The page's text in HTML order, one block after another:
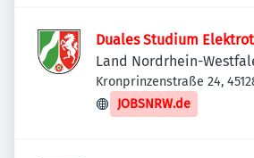
Duales Studium
Land Nordrhein-
Kronprinzenstraße 24,
Deutschland
JOBSNRW.de